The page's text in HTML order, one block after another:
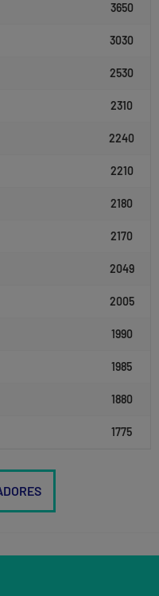
3650
3030
2530
2310
2240
2210
2180
2170
2049
2005
1990
1985
1880
1775